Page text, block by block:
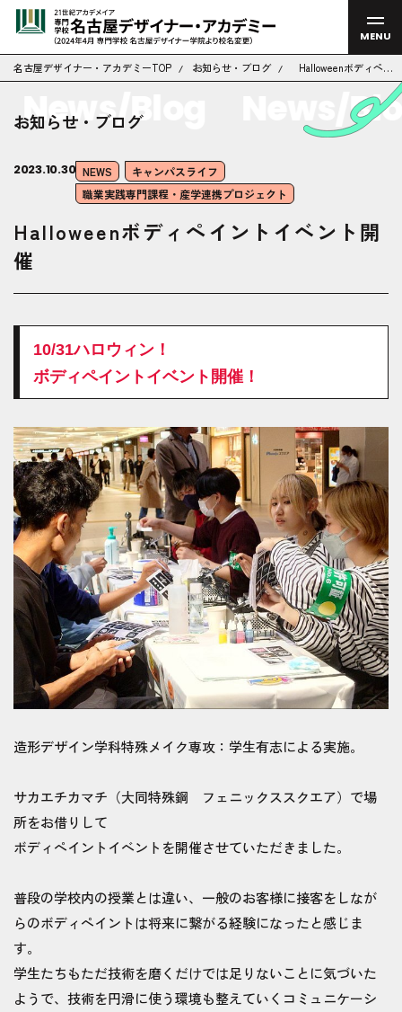
MENU
名古屋デザイナー・アカデミーTOP お知らせ・ブログ
Halloweenボディペイ
ントイベント開催
Blog News/Blog
お知らせ・ブログ
2023.10.30 NEWS
キャンパスライフ
職業実践専門課程・産学連携プロジェクト
Halloweenボディペイントイベント開
催
10/31ハロウィン！
ボディペイントイベント開催！
造形デザイン学科特殊メイク専攻：学生有志による実施。
サカエチカマチ（大同特殊鋼 フェニックススクエア）で場
所をお借りして
ボディペイントイベントを開催させていただきました。
普段の学校内の授業とは違い、一般のお客様に接客をしなが
らのボディペイントは将来に繋がる経験になったと感じま
す。
学生たちもただ技術を磨くだけでは足りないことに気づいた
ようで、技術を円滑に使う環境も整えていくコミュニケーシ